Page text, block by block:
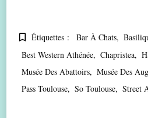
Étiquettes : Bar À Chats
Best Western Athénée
Chapristea
Musée Des Abattoirs
Musée Des
Pass Toulouse
So Toulouse Street